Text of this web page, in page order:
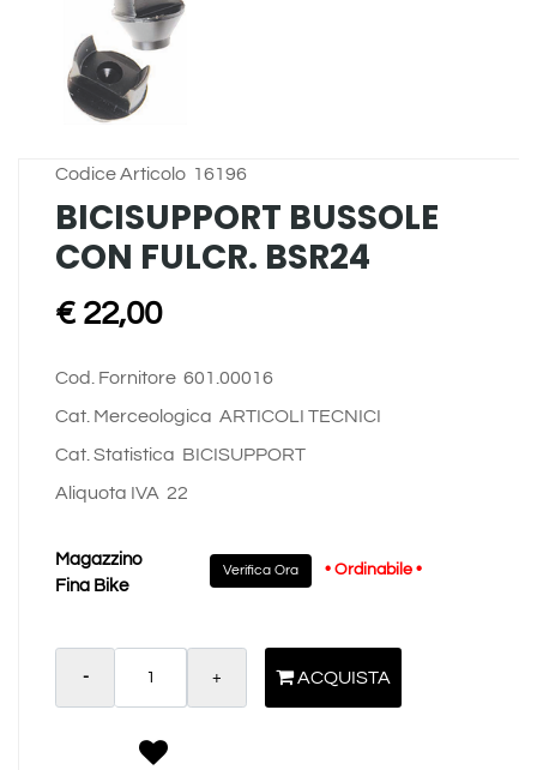
Codice Articolo 16196
BICISUPPORT BUSSOLE
CON FULCR. BSR24
€ 22,00
Cod. Fornitore 601.00016
Cat. Merceologica ARTICOLI TECNICI
Cat. Statistica BICISUPPORT
Aliquota IVA 22
Magazzino
Fina Bike
Verifica Ora • Ordinabile •
ACQUISTA